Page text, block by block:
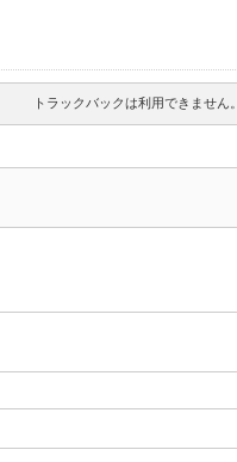
トラックバックは利用できません。